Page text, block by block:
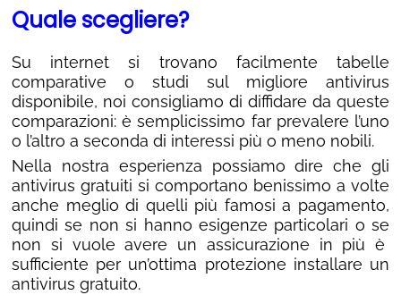
Quale scegliere?
Su internet si trovano facilmente tabelle
comparative o studi sul migliore antivirus
disponibile, noi consigliamo di diffidare da queste
comparazioni: è semplicissimo far prevalere l’uno
o l’altro a seconda di interessi più o meno nobili.
Nella nostra esperienza possiamo dire che gli
antivirus gratuiti si comportano benissimo a volte
anche meglio di quelli più famosi a pagamento,
quindi se non si hanno esigenze particolari o se
non si vuole avere un assicurazione in più è
sufficiente per un’ottima protezione installare un
antivirus gratuito.